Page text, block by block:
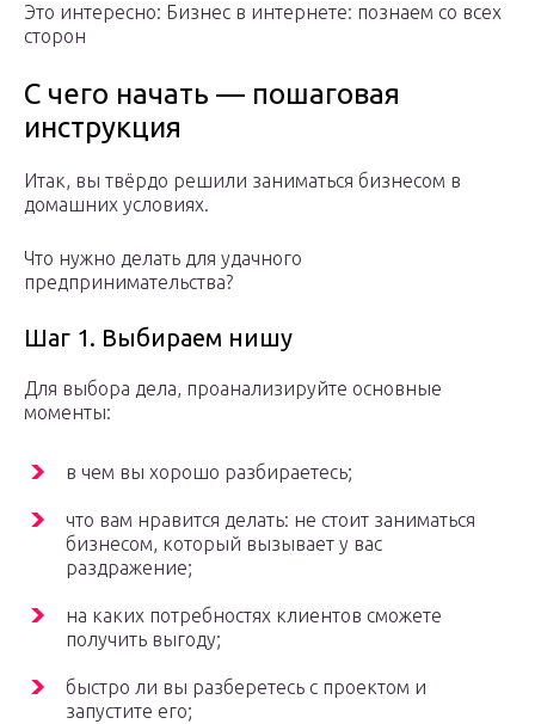
Это интересно: Бизнес в интернете: познаем со всех
сторон
С чего начать — пошаговая
инструкция
Итак, вы твёрдо решили заниматься бизнесом в
домашних условиях.
Что нужно делать для удачного
предпринимательства?
Шаг 1. Выбираем нишу
Для выбора дела, проанализируйте основные
моменты:
в чем вы хорошо разбираетесь;
что вам нравится делать: не стоит заниматься
бизнесом, который вызывает у вас
раздражение;
на каких потребностях клиентов сможете
получить выгоду;
быстро ли вы разберетесь с проектом и
запустите его;